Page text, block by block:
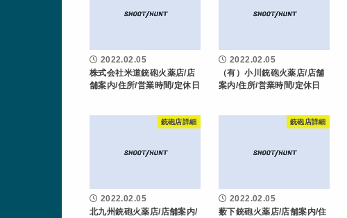
2022.02.05
株式会社米道銃砲火薬店/店
舗案内/住所/営業時間/定休日
2022.02.05
（有）小川銃砲火薬店/店舗
案内/住所/営業時間/定休日
銃砲店詳細
2022.02.05
北九州銃砲火薬店/店舗案内/
銃砲店詳細
2022.02.05
薮下銃砲火薬店/店舗案内/住